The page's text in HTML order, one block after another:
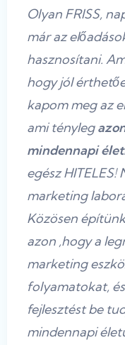
Olyan FRISS,
már az
hasznosítani.
hogy jól
kapom meg az
ami tényleg
mindennapi
egész
marketing
Közösen
azon ,hogy a
marketing
folyamatokat,
fejlesztést be
mindennapi